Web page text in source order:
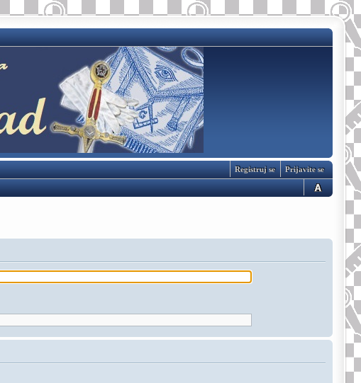
Prijavite se
Registruj se